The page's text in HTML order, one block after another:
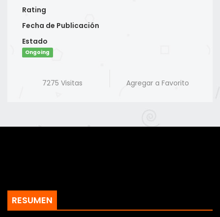
Rating
Fecha de Publicación
Estado
Ongoing
7275 Visitas Agregar a Favorito
RESUMEN